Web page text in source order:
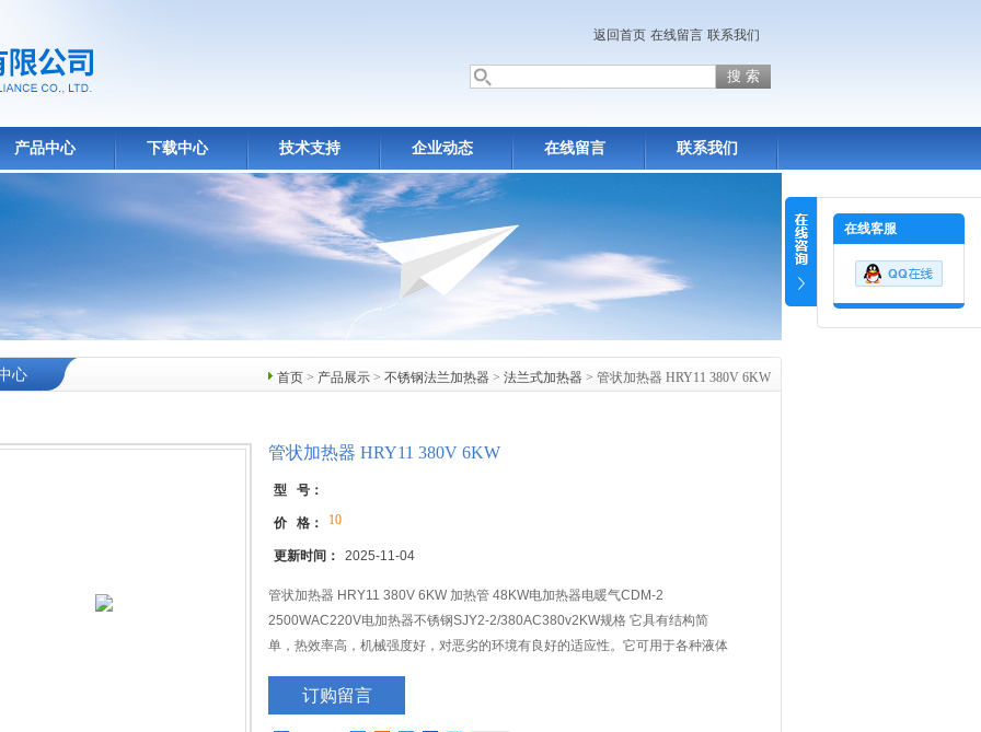
返回首页 在线留言 联系我们
产品中心 下载中心 技术支持 企业动态 在线留言 联系我们
首页 > 产品展示 > 不锈钢法兰加热器 > 法兰式加热器 > 管状加热器 HRY11 380V 6KW
心
管状加热器 HRY11 380V 6KW
型 号：
价 格： 10
更新时间： 2025-11-04
管状加热器 HRY11 380V 6KW 加热管 48KW电加热器电暖气CDM-2
2500WAC220V电加热器不锈钢SJY2-2/380AC380v2KW规格 它具有结构简
单，热效率高，机械强度好，对恶劣的环境有良好的适应性。它可用于各种液体
订购留言
在线客服